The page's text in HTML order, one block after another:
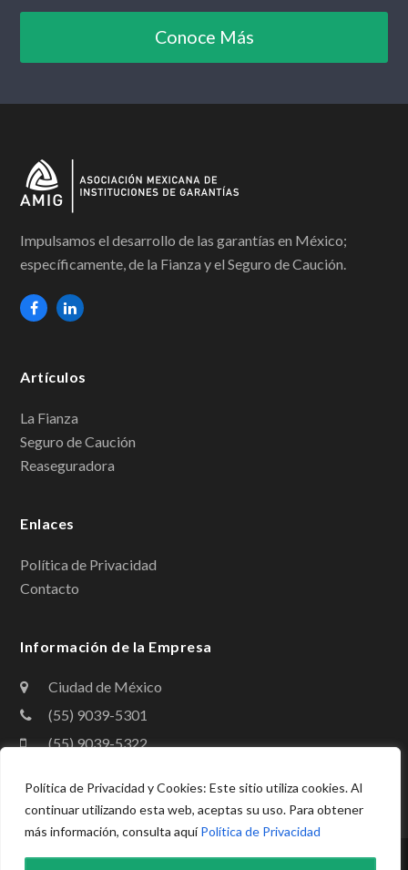
Política de Privacidad y Cookies: Este sitio utiliza cookies. Al
continuar utilizando esta web, aceptas su uso. Para obtener
más información, consulta aquíPolítica de Privacidad
Conoce Más
Impulsamos el desarrollo de las garantías en México;
específicamente, de la Fianza y el Seguro de Caución.
F
b
o
o
L
e
d
I
Artículos
La Fianza
Seguro de Caución
Reaseguradora
Enlaces
Política de Privacidad
Contacto
Información de la Empresa
Ciudad de México
(55) 9039-5301
(55) 9039-5322